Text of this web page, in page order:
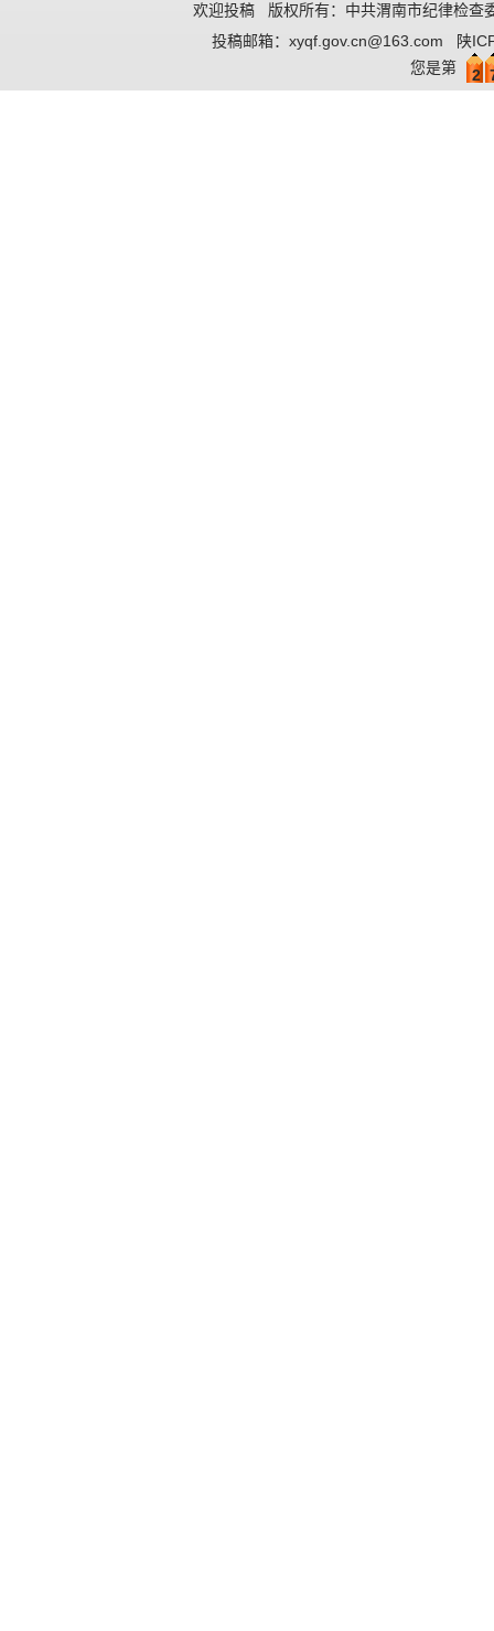
欢迎投稿 版权所有：中共渭南市纪律检查
投稿邮箱： xyqf.gov.cn@163.com
陕
您是第